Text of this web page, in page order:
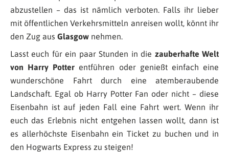
abzustellen – das ist nämlich verboten. Falls ihr lieber
mit öffentlichen Verkehrsmitteln anreisen wollt, könnt ihr
den Zug aus Glasgow nehmen.
Lasst euch für ein paar Stunden in die zauberhafte Welt
von Harry Potter entführen oder genießt einfach eine
wunderschöne Fahrt durch eine atemberaubende
Landschaft. Egal ob Harry Potter Fan oder nicht – diese
Eisenbahn ist auf jeden Fall eine Fahrt wert. Wenn ihr
euch das Erlebnis nicht entgehen lassen wollt, dann ist
es allerhöchste Eisenbahn ein Ticket zu buchen und in
den Hogwarts Express zu steigen!